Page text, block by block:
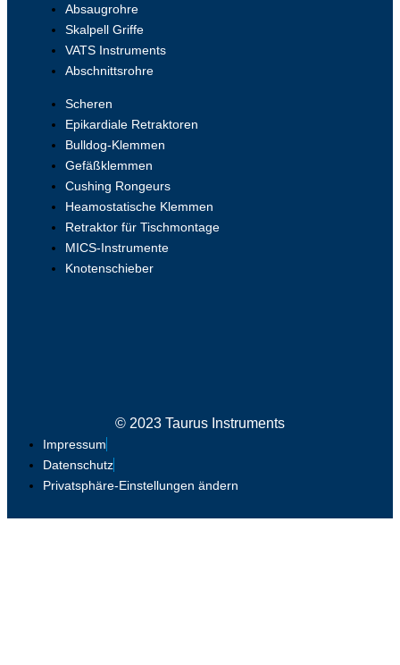
Absaugrohre
Skalpell Griffe
VATS Instruments
Abschnittsrohre
Scheren
Epikardiale Retraktoren
Bulldog-Klemmen
Gefäßklemmen
Cushing Rongeurs
Heamostatische Klemmen
Retraktor für Tischmontage
MICS-Instrumente
Knotenschieber
© 2023 Taurus Instruments
Impressum
Datenschutz
Privatsphäre-Einstellungen ändern